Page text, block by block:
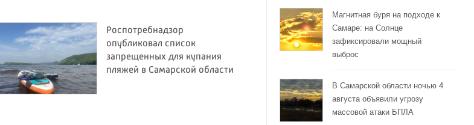
Роспотребнадзор
опубликовал список
запрещенных для купания
пляжей в Самарской области
Магнитная буря на подходе к
Самаре: на Солнце
зафиксировали мощный
выброс
В Самарской области ночью 4
августа объявили угрозу
массовой атаки БПЛА